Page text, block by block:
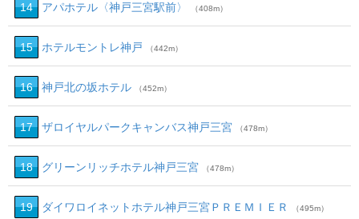
14 アパホテル〈神戸三宮駅前〉 （408m）
15 ホテルモントレ神戸 （442m）
16 神戸北の坂ホテル （452m）
17 ザロイヤルパークキャンバス神戸三宮 （478m）
18 グリーンリッチホテル神戸三宮 （478m）
19 ダイワロイネットホテル神戸三宮ＰＲＥＭＩＥＲ （495m）